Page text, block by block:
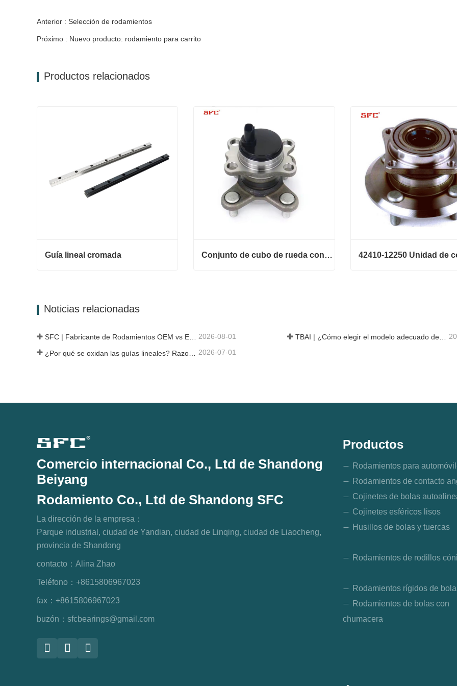
Anterior : Selección de rodamientos
Próximo : Nuevo producto: rodamiento para carrito
Productos relacionados
Guía lineal cromada Conjunto de cubo de rueda con rodamiento 42410-B2050
Noticias relacionadas
SFC | Fabricante de Rodamientos OEM vs Empresa Comercial 2026-08-01 TBAI | ¿Cómo elegir el modelo adecuado de guía lineal?
2026-07-01
Comercio internacional Co., Ltd de Shandong
Beiyang
Rodamiento Co., Ltd de Shandong SFC
La dirección de la empresa：
Parque industrial, ciudad de Yandian, ciudad de Linqing, ciudad de Liaocheng,
provincia de Shandong
contacto： Alina Zhao
Teléfono： +8615806967023
fax： +8615806967023
buzón： sfcbearings@gmail.com
Productos
Rodamientos para
Rodamientos de contacto
Cojinetes de bolas
Cojinetes esféricos lisos
Husillos de bolas y tuercas
Rodamientos de rodillos
Rodamientos rígidos de
Rodamientos de bolas con
chumacera